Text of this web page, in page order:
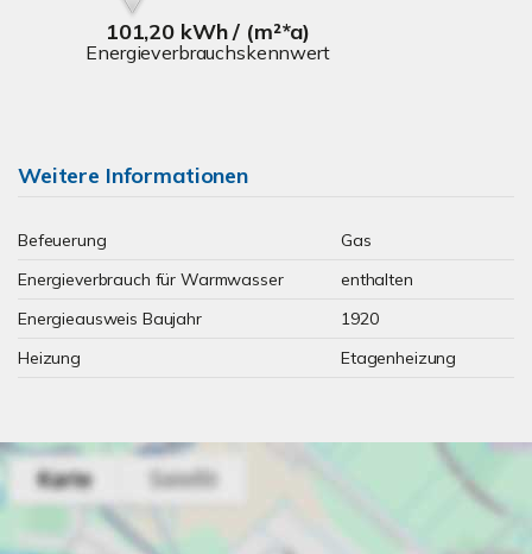
101,20 kWh / (m²*a)
Energieverbrauchskennwert
Weitere Informationen
Befeuerung
Gas
Energieverbrauch für Warmwasser
enthalten
Energieausweis Baujahr
1920
Heizung
Etagenheizung